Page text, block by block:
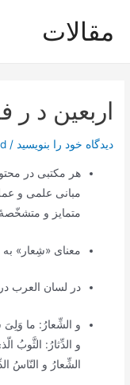
مقالات
اربعین د
دیدگاه‌ خود را بنویسید /
هر مکتبی در
مبانی علمی و
متمایز و
معنای «شِعار» به
در لسان العرب
و الشِّعارُ: ما
و الدِّثارُ: الثَّوبُ
الشِّعارُ و النّاسُ